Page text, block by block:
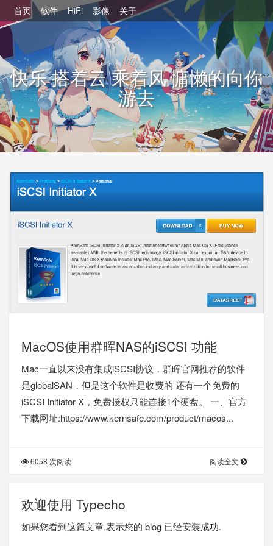
首页 软件 HiFi 影像 关于
快乐 搭着云 乘着风 慵懒的向你
游去
MacOS使用群晖NAS的iSCSI 功能
Mac一直以来没有集成iSCSI协议，群晖官网推荐的软件
是globalSAN，但是这个软件是收费的 还有一个免费的
iSCSI Initiator X，免费授权只能连接1个硬盘。 一、官方
下载网址:https://www.kernsafe.com/product/macos...
6058 次阅读 阅读全文
欢迎使用 Typecho
如果您看到这篇文章,表示您的 blog 已经安装成功.